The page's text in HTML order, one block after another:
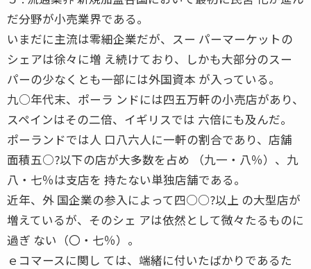
だ分野が小売業界である。
いまだに主流は零細企業だが、スー パーマーケットの
シェアは徐々に増 え続けており、しかも大部分のスー
パーの少なくとも一部には外国資本 が入っている。
九○年代末、ポーラ ンドには四五万軒の小売店があり、
スペインはその二倍、イギリスでは 六倍にも及んだ。
ポーランドでは人 口八六人に一軒の割合であり、店舗
面積五○?以下の店が大多数を占め （九一・八％）、九
八・七％は支店を 持たない単独店舗である。
近年、外 国企業の参入によって四○○?以上 の大型店が
増えているが、そのシェ アは依然として微々たるものに
過ぎ ない（〇・七％）。
ｅコマースに関し ては、端緒に付いたばかりであるた